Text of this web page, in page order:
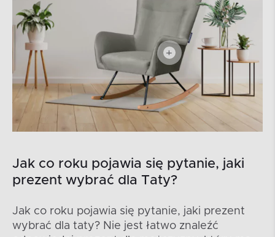
Jak co roku pojawia się pytanie, jaki
prezent wybrać dla Taty?
Jak co roku pojawia się pytanie, jaki prezent
wybrać dla taty? Nie jest łatwo znaleźć